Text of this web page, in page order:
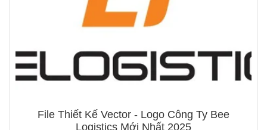
File Thiết Kế Vector - Logo Công Ty Bee
Logistics Mới Nhất 2025